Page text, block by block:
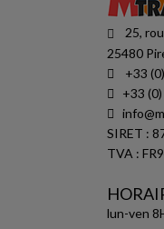
25,
25480
+33
+33
SIRET :
TVA :
lun-ven